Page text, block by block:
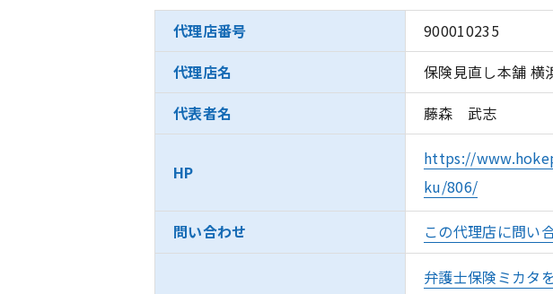
代理店番号
900010235
代理店名
保険見直し本舗 横
代表者名
藤森 武志
HP
https://
ku/806/
問い合わせ この代理店に問い
弁護士保険ミカタ